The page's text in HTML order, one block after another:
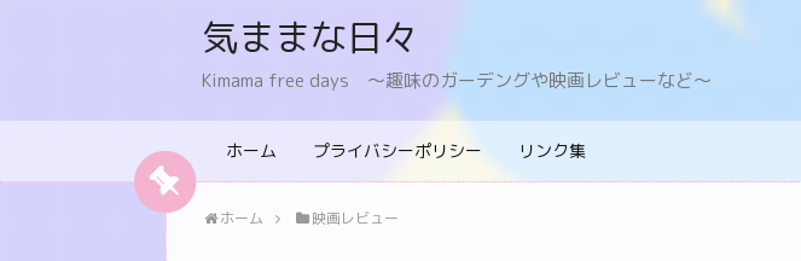
気ままな日々
Kimama free days 〜趣味のガーデングや映画レビューなど〜
ホーム プライバシーポリシー リンク集
ホーム 映画レビュー